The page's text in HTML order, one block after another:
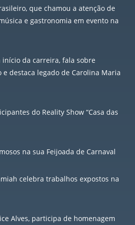
que chamou a atenção de
e gastronomia em evento na
da carreira, fala sobre
destaca legado de Carolina Maria
do Reality Show “Casa das
na sua Feijoada de Carnaval
celebra trabalhos expostos na
Alves, participa de homenagem